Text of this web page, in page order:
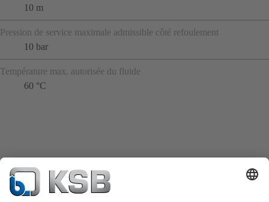
10 m
Pression de service maximale admissible côté refoulement
10 bar
Température max. autorisée du fluide
60 °C